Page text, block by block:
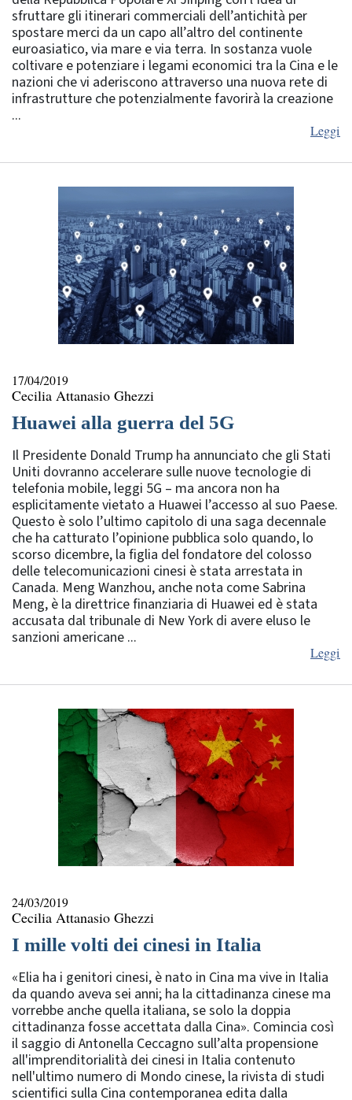
sfruttare gli itinerari commerciali dell’antichità per
spostare merci da un capo all’altro del continente
euroasiatico, via mare e via terra. In sostanza vuole
coltivare e potenziare i legami economici tra la Cina e le
nazioni che vi aderiscono attraverso una nuova rete di
infrastrutture che potenzialmente favorirà la creazione
...
Leggi
17/04/2019
Cecilia Attanasio Ghezzi
Huawei alla guerra del 5G
Il Presidente Donald Trump ha annunciato che gli Stati
Uniti dovranno accelerare sulle nuove tecnologie di
telefonia mobile, leggi 5G – ma ancora non ha
esplicitamente vietato a Huawei l’accesso al suo Paese.
Questo è solo l’ultimo capitolo di una saga decennale
che ha catturato l’opinione pubblica solo quando, lo
scorso dicembre, la figlia del fondatore del colosso
delle telecomunicazioni cinesi è stata arrestata in
Canada. Meng Wanzhou, anche nota come Sabrina
Meng, è la direttrice finanziaria di Huawei ed è stata
accusata dal tribunale di New York di avere eluso le
sanzioni americane ...
Leggi
24/03/2019
Cecilia Attanasio Ghezzi
I mille volti dei cinesi in Italia
«Elia ha i genitori cinesi, è nato in Cina ma vive in Italia
da quando aveva sei anni; ha la cittadinanza cinese ma
vorrebbe anche quella italiana, se solo la doppia
cittadinanza fosse accettata dalla Cina». Comincia così
il saggio di Antonella Ceccagno sull’alta propensione
all'imprenditorialità dei cinesi in Italia contenuto
nell'ultimo numero di Mondo cinese, la rivista di studi
scientifici sulla Cina contemporanea edita dalla